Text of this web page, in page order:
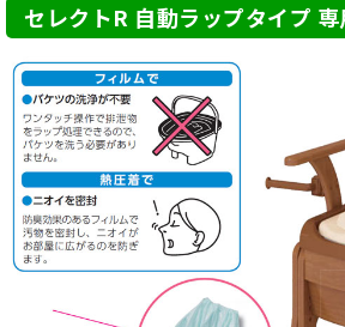
セレクトR 自動ラップタイプ